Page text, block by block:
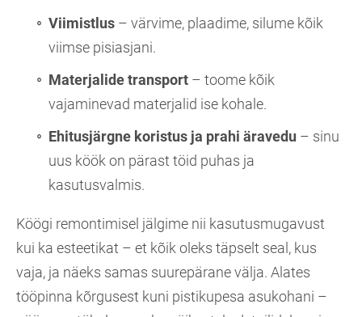
Viimistlus – värvime, plaadime, silume kõik
viimse pisiasjani.
Materjalide transport – toome kõik
vajaminevad materjalid ise kohale.
Ehitusjärgne koristus ja prahi äravedu – sinu
uus köök on pärast töid puhas ja
kasutusvalmis.
Köögi remontimisel jälgime nii kasutusmugavust
kui ka esteetikat – et kõik oleks täpselt seal, kus
vaja, ja näeks samas suurepärane välja. Alates
tööpinna kõrgusest kuni pistikupesa asukohani –